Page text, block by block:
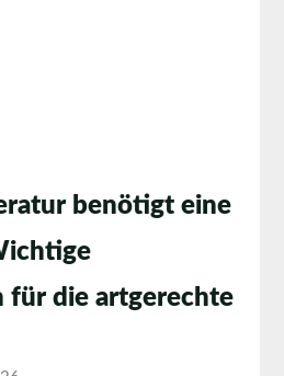
benötigt eine
für die artgerechte